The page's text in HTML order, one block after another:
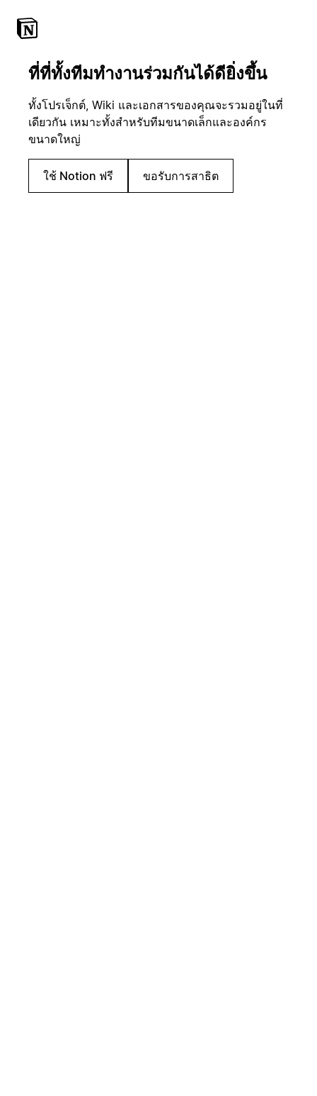
ที่ที่ทั้งทีมทำงานร่วมกันได้ดียิ่งขึ้น
ทั้งโปรเจ็กต์, Wiki และเอกสารของคุณจะรวมอยู่ในที่
เดียวกัน เหมาะทั้งสำหรับทีมขนาดเล็กและองค์กร
ขนาดใหญ่
ใช้ Notion ฟรี ขอรับการสาธิต